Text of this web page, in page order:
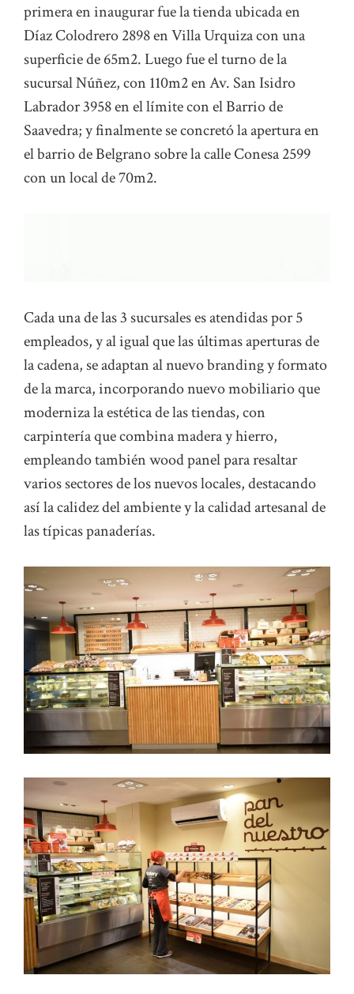
primera en inaugurar fue la tienda ubicada en
Díaz Colodrero 2898 en Villa Urquiza con una
superficie de 65m2. Luego fue el turno de la
sucursal Núñez, con 110m2 en Av. San Isidro
Labrador 3958 en el límite con el Barrio de
Saavedra; y finalmente se concretó la apertura en
el barrio de Belgrano sobre la calle Conesa 2599
con un local de 70m2.
Cada una de las 3 sucursales es atendidas por 5
empleados, y al igual que las últimas aperturas de
la cadena, se adaptan al nuevo branding y formato
de la marca, incorporando nuevo mobiliario que
moderniza la estética de las tiendas, con
carpintería que combina madera y hierro,
empleando también wood panel para resaltar
varios sectores de los nuevos locales, destacando
así la calidez del ambiente y la calidad artesanal de
las típicas panaderías.